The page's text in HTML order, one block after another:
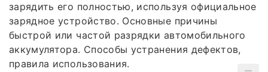
зарядить его полностью, используя официальное
зарядное устройство. Основные причины
быстрой или частой разрядки автомобильного
аккумулятора. Способы устранения дефектов,
правила использования.